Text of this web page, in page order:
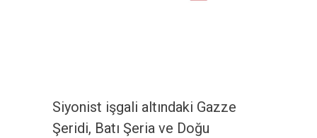
Siyonist işgali altındaki Gazze
Şeridi, Batı Şeria ve Doğu